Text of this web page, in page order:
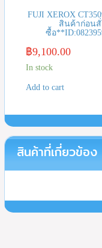
FUJI XEROX
สินค้าก่อนสั่
ซื้อ
฿9,100.00
In stock
Add to cart
สินค้าที่เกี่ยวข้อง